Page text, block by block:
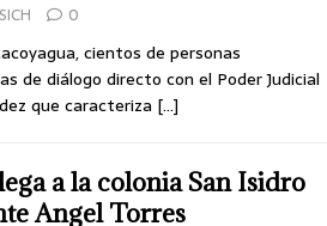
0
cientos de personas
de diálogo directo con el Poder Judicial
que caracteriza […]
a la colonia San Isidro
Angel Torres